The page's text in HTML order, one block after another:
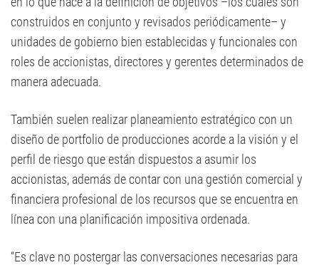
construidos en conjunto y revisados periódicamente– y
unidades de gobierno bien establecidas y funcionales con
roles de accionistas, directores y gerentes determinados de
manera adecuada.
También suelen realizar planeamiento estratégico con un
diseño de portfolio de producciones acorde a la visión y el
perfil de riesgo que están dispuestos a asumir los
accionistas, además de contar con una gestión comercial y
financiera profesional de los recursos que se encuentra en
línea con una planificación impositiva ordenada.
“Es clave no postergar las conversaciones necesarias para